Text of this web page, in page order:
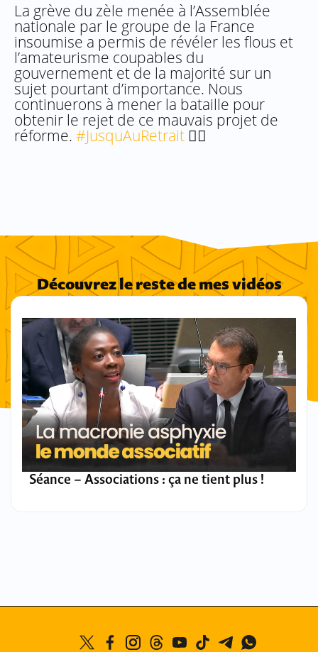
La grève du zèle menée à l’Assemblée
nationale par le groupe de la France
insoumise a permis de révéler les flous et
l’amateurisme coupables du
gouvernement et de la majorité sur un
sujet pourtant d’importance. Nous
continuerons à mener la bataille pour
obtenir le rejet de ce mauvais projet de
réforme. #JusquAuRetrait ✊🏾
Découvrez le reste de mes vidéos
Séance – Associations : ça ne tient plus !